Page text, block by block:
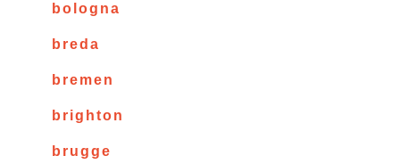
bologna
breda
bremen
brighton
brugge